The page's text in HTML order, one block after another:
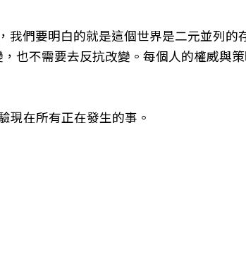
們要明白的就是這個世界是二元並列的
也不需要去反抗改變。每個人的權威與
現在所有正在發生的事。